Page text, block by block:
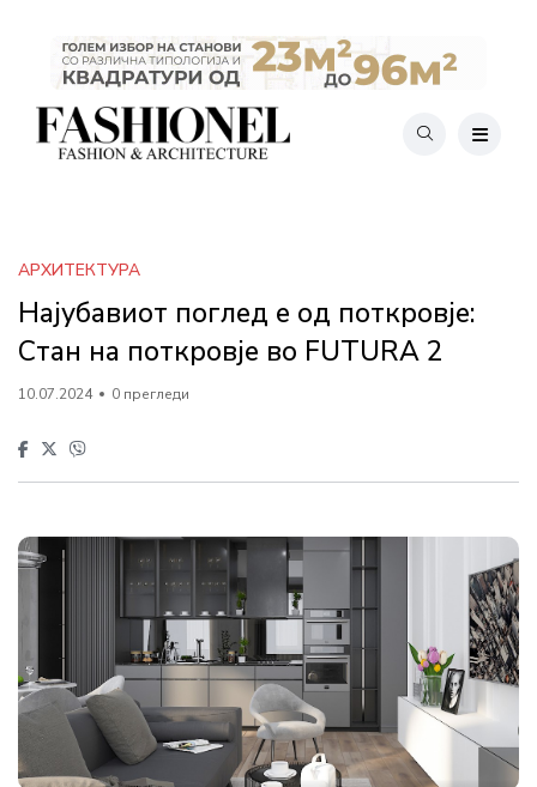
АРХИТЕКТУРА
Најубавиот поглед е од поткровје:
Стан на поткровје во FUTURA 2
10.07.2024 0 прегледи